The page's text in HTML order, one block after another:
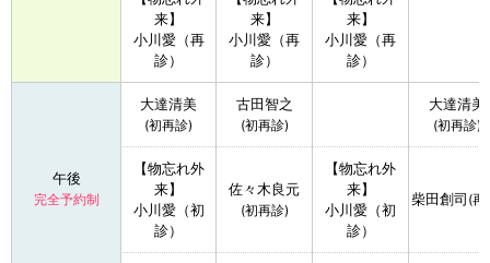
来】
小川愛（再
診）
来】
小川愛（再
診）
来】
小川愛（再
診）
午後
完全予約制
大達清美
(初再診)
古田智之
(初再診)
大達清美
(初再診)
【物忘れ外
来】
小川愛（初
診）
佐々木良元
(初再診)
【物忘れ外
来】
小川愛（初
診）
柴田創司 (再